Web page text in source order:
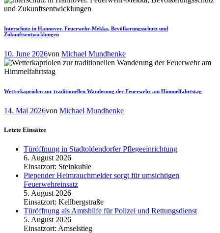
Interschutz in Hannover. Feuerwehr-Mekka, Bevölkerungsschutz und
Zukunftsentwicklungen
10. June 2026von Michael Mundhenke
Wetterkapriolen zur traditionellen Wanderung der Feuerwehr am Himmelfahrtstag
14. Mai 2026von Michael Mundhenke
Letzte Einsätze
Türöffnung in Stadtoldendorfer Pflegeeinrichtung
6. August 2026
Einsatzort: Steinkuhle
Piepender Heimrauchmelder sorgt für umsichtigen
Feuerwehreinsatz
5. August 2026
Einsatzort: Kellbergstraße
Türöffnung als Amtshilfe für Polizei und Rettungsdienst
5. August 2026
Einsatzort: Amselstieg